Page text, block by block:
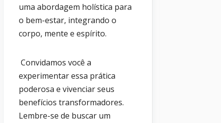
uma abordagem holística para
o bem-estar, integrando o
corpo, mente e espírito.
Convidamos você a
experimentar essa prática
poderosa e vivenciar seus
benefícios transformadores.
Lembre-se de buscar um